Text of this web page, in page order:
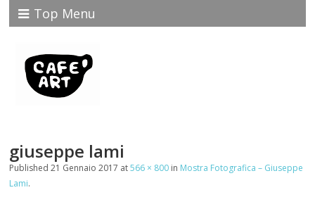
Top Menu
giuseppe lami
Published21 Gennaio 2017 at566 × 800 in Mostra Fotografica – Giuseppe
Lami.